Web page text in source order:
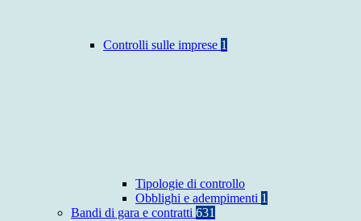
Controlli sulle imprese 1
Tipologie di controllo
Obblighi e adempimenti 1
Bandi di gara e contratti 631